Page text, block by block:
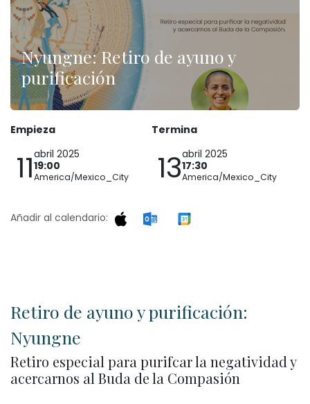
Nyungne: Retiro de ayuno y
purificación
Empieza
11abril 2025
19:00
America/Mexico_City
Termina
13abril 2025
17:30
America/Mexico_City
Añadir al calendario:
Retiro de ayuno y purificación:
Nyungne
Retiro especial para purifcar la negatividad y
acercarnos al Buda de la Compasión